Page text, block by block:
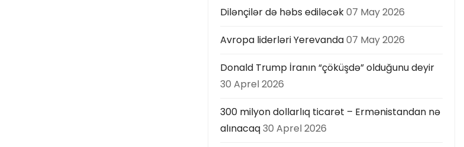
Dilənçilər də həbs ediləcək07 May 2026
Avropa liderləri Yerevanda07 May 2026
Donald Trump İranın “çöküşdə” olduğunu deyir
30 Aprel 2026
300 milyon dollarlıq ticarət – Ermənistandan nə
alınacaq30 Aprel 2026